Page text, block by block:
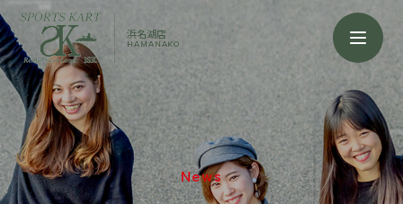
浜名湖店
HAMANAKO
News